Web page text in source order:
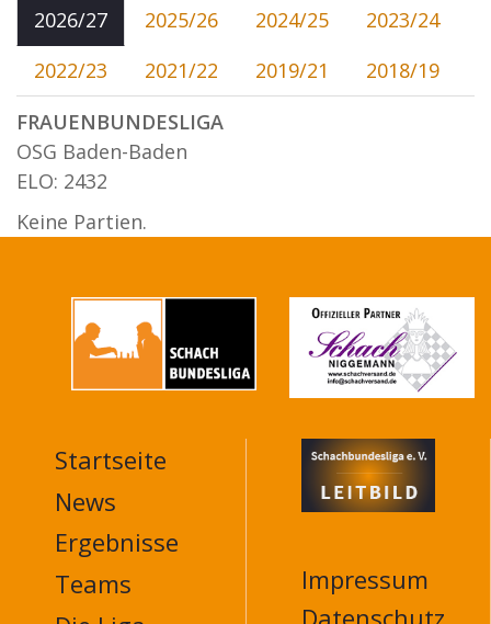
2026/27 2025/26 2024/25
2023/24
2022/23
2021/22 2019/21
2018/19
FRAUENBUNDESLIGA
OSG Baden-Baden
ELO: 2432
Keine Partien.
MAIN
NAVIGATION
FOOTER
Startseite
News
Ergebnisse
Teams
Impressum